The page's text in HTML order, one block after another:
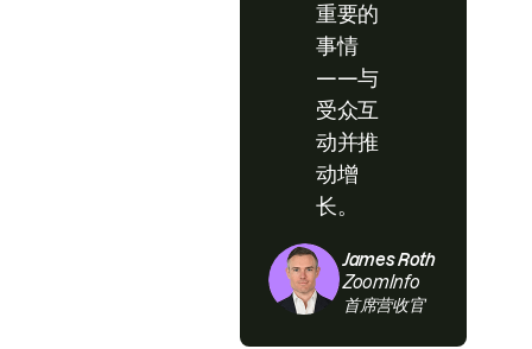
重要的
事情
——与
受众互
动并推
动增
长。
James Roth
ZoomInfo
首席营收官